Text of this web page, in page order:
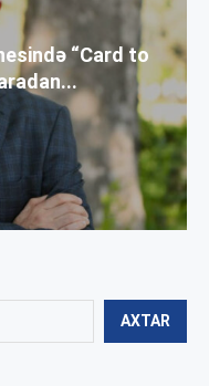
AXTAR
“Card to